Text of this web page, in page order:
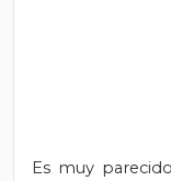
Es muy